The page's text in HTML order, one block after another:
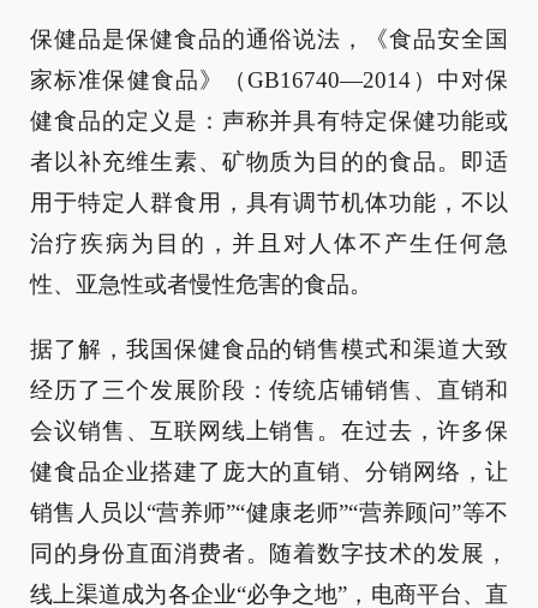
保健品是保健食品的通俗说法，《食品安全国
家标准保健食品》（GB16740—2014）中对保
健食品的定义是：声称并具有特定保健功能或
者以补充维生素、矿物质为目的的食品。即适
用于特定人群食用，具有调节机体功能，不以
治疗疾病为目的，并且对人体不产生任何急
性、亚急性或者慢性危害的食品。
据了解，我国保健食品的销售模式和渠道大致
经历了三个发展阶段：传统店铺销售、直销和
会议销售、互联网线上销售。在过去，许多保
健食品企业搭建了庞大的直销、分销网络，让
销售人员以“营养师”“健康老师”“营养顾问”等不
同的身份直面消费者。随着数字技术的发展，
线上渠道成为各企业“必争之地”，电商平台、直